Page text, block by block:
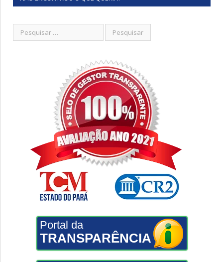
Portal da
TRANSPARÊNCIA